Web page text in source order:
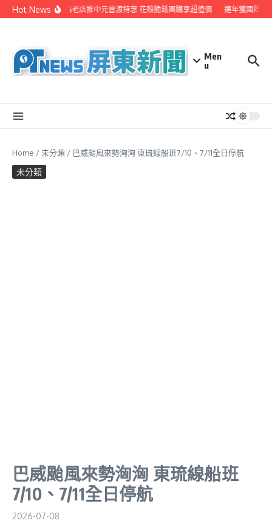
Skip to content
Hot News東港鬆品老店推中元普渡特惠 花殼脆鬆團購享超值價 連年獲國際肯
Men
u
Home /未分類 / 巴威颱風來勢洶洶 東琉線船班7/10、7/11全日停航
未分類
巴威颱風來勢洶洶 東琉線船班
7/10、7/11全日停航
2026-07-08